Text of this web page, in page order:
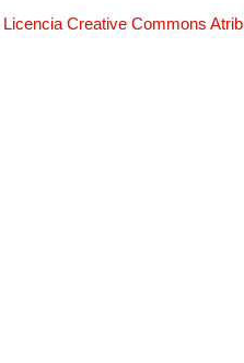
Licencia Creative Commons